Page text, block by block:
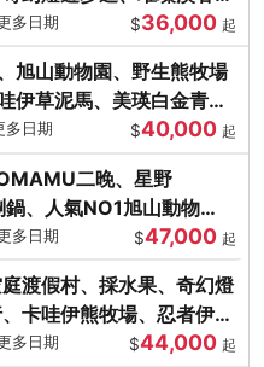
多日期 $36,000 起
旭山動物園、野生熊牧場
伊草泥馬、美瑛白金青
日期 $40,000 起
二晚、星野
、人氣NO1旭山動物
多日期 $47,000 起
渡假村、採水果、奇幻燈
卡哇伊熊牧場、忍者伊達
多日期 $44,000 起